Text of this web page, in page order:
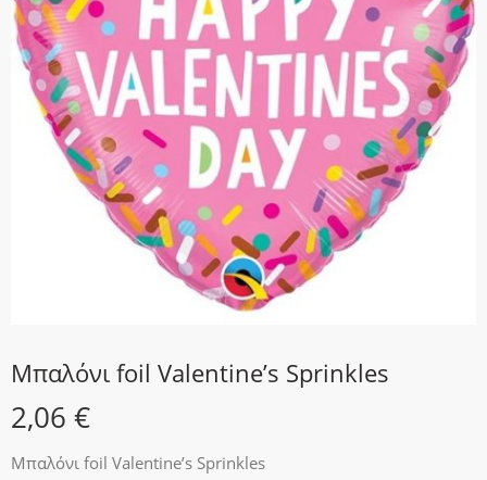
Μπαλόνι foil Valentine’s Sprinkles
2,06 €
Μπαλόνι foil Valentine’s Sprinkles